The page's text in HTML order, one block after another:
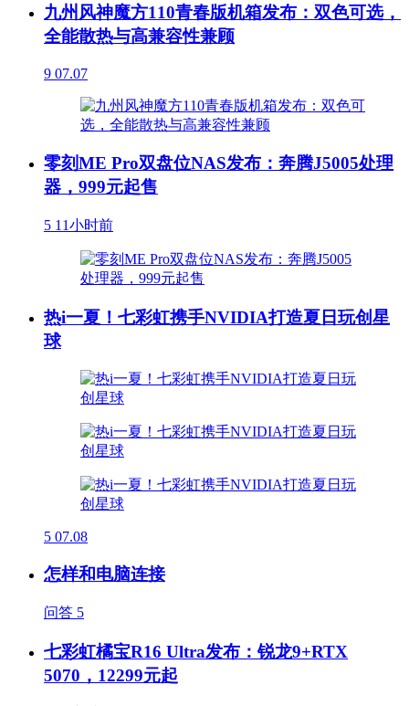
九州风神魔方110青春版机箱发布：双色可选，
全能散热与高兼容性兼顾
9 07.07
零刻ME Pro双盘位NAS发布：奔腾J5005处理
器，999元起售
5 11小时前
热i一夏！七彩虹携手NVIDIA打造夏日玩创星
球
5 07.08
怎样和电脑连接
问答 5
七彩虹橘宝R16 Ultra发布：锐龙9+RTX
5070，12299元起